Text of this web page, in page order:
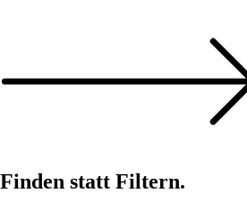
Finden statt Filtern.